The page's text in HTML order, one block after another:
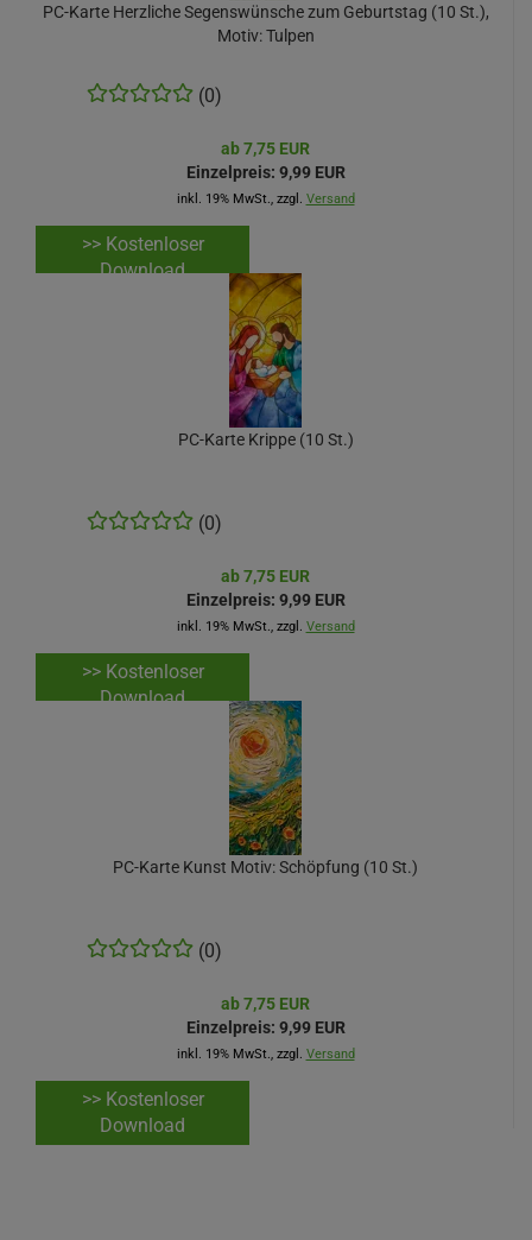
PC-Karte Herzliche Segenswünsche zum Geburtstag (10 St.),
Motiv: Tulpen
(0)
ab 7,75 EUR
Einzelpreis: 9,99 EUR
inkl. 19% MwSt., zzgl. Versand
>> Kostenloser
Download
PC-Karte Krippe (10 St.)
(0)
ab 7,75 EUR
Einzelpreis: 9,99 EUR
inkl. 19% MwSt., zzgl. Versand
>> Kostenloser
Download
PC-Karte Kunst Motiv: Schöpfung (10 St.)
(0)
ab 7,75 EUR
Einzelpreis: 9,99 EUR
inkl. 19% MwSt., zzgl. Versand
>> Kostenloser
Download